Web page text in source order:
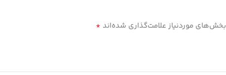
بخش‌های موردنیاز علامت‌گذاری شده‌اند *